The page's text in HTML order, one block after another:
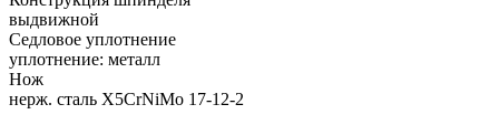
выдвижной
Седловое уплотнение
уплотнение: металл
Нож
нерж. сталь X5CrNiMo 17-12-2